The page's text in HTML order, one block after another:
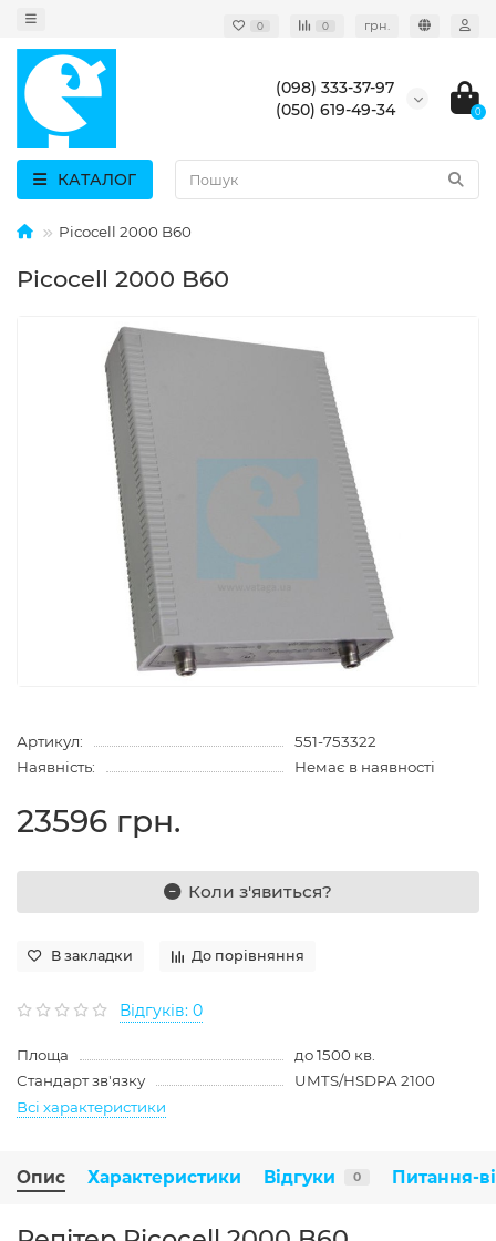
0 0 грн.
(098) 333-37-97
(050) 619-49-34
0
КАТАЛОГ
Picocell 2000 B60
Picocell 2000 B60
Артикул:
551-753322
Наявність:
Немає в наявності
23596 грн.
Коли з'явиться?
В закладки До порівняння
Відгуків: 0
Площа
до 1500 кв.
Стандарт зв'язку
UMTS/HSDPA 2100
Всі характеристики
Опис Характеристики Відгуки 0 Питання-